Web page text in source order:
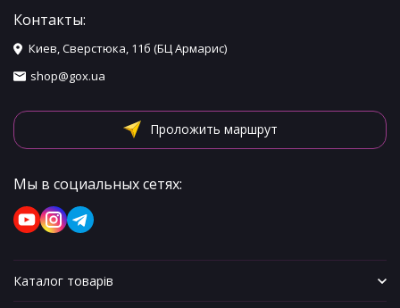
Контакты:
Киев, Сверстюка, 11б (БЦ Армарис)
shop@gox.ua
Проложить маршрут
Мы в социальных сетях:
Каталог товарів